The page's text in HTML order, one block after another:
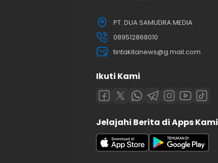
PT. DUA SAMUDRA MEDIA
089512868010
tintakitanews@g.mail.com
Ikuti Kami
Jelajahi Berita di Apps Kami